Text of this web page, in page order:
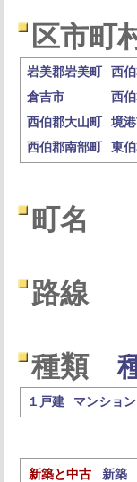
区市町
岩美郡岩美町 西
倉吉市
西伯
西伯郡大山町
境
西伯郡南部町
東伯
町名
路線
種類
１戸建 マンション
新築と中古 新築